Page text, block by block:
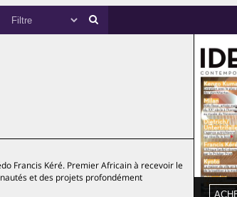
Francis Kéré. Premier Africain à recevoir le
et des projets profondément